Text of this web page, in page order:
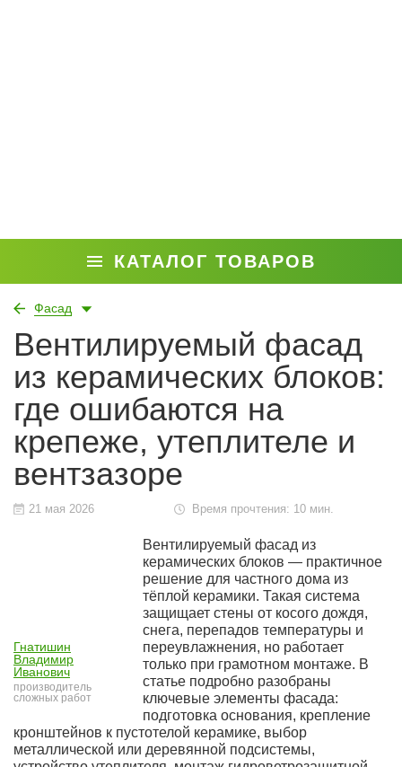
КАТАЛОГ ТОВАРОВ
Фасад
Вентилируемый фасад
из керамических блоков:
где ошибаются на
крепеже, утеплителе и
вентзазоре
21 мая 2026 Время прочтения: 10 мин.
Гнатишин
Владимир
Иванович
производитель
сложных работ
Вентилируемый фасад из
керамических блоков — практичное
решение для частного дома из
тёплой керамики. Такая система
защищает стены от косого дождя,
снега, перепадов температуры и
переувлажнения, но работает
только при грамотном монтаже. В
статье подробно разобраны
ключевые элементы фасада:
подготовка основания, крепление
кронштейнов к пустотелой керамике, выбор
металлической или деревянной подсистемы,